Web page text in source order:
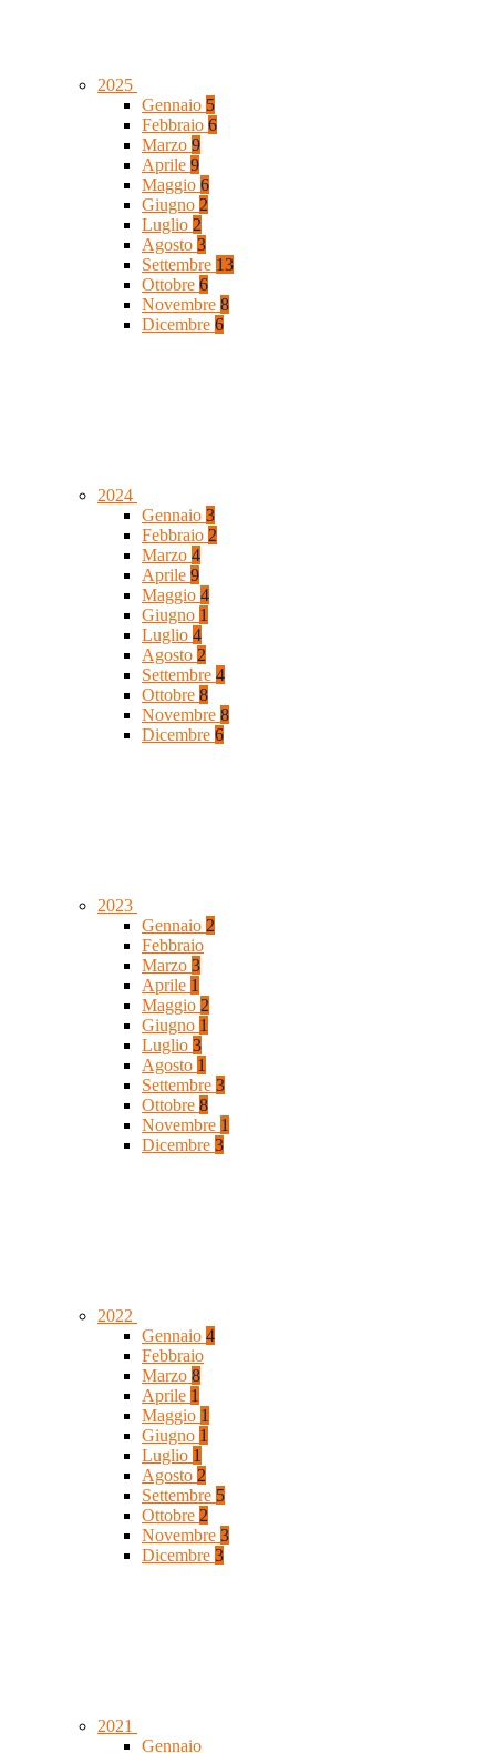
2025
Gennaio 5
Febbraio 6
Marzo 9
Aprile 9
Maggio 6
Giugno 2
Luglio 2
Agosto 3
Settembre 13
Ottobre 6
Novembre 8
Dicembre 6
2024
Gennaio 3
Febbraio 2
Marzo 4
Aprile 9
Maggio 4
Giugno 1
Luglio 4
Agosto 2
Settembre 4
Ottobre 8
Novembre 8
Dicembre 6
2023
Gennaio 2
Febbraio
Marzo 3
Aprile 1
Maggio 2
Giugno 1
Luglio 3
Agosto 1
Settembre 3
Ottobre 8
Novembre 1
Dicembre 3
2022
Gennaio 4
Febbraio
Marzo 8
Aprile 1
Maggio 1
Giugno 1
Luglio 1
Agosto 2
Settembre 5
Ottobre 2
Novembre 3
Dicembre 3
2021
Gennaio